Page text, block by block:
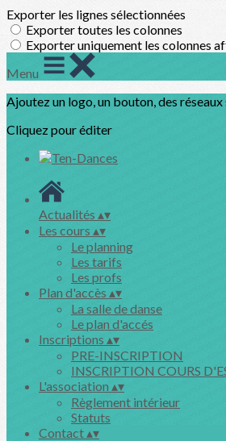
Exporter les lignes sélectionnées
Exporter toutes les colonnes
Exporter uniquement les colonnes
Menu
Ajoutez un logo, un bouton, des
Cliquez pour éditer
Actualités ▴▾
Les cours ▴▾
Le planning
Les tarifs
Les profs
Plan d'accès ▴▾
La salle de danse
Le plan d'accés
Inscriptions ▴▾
PRE-INSCRIPTION
INSCRIPTION COURS
L'association ▴▾
Règlement intérieur
Statuts
Contact▴▾